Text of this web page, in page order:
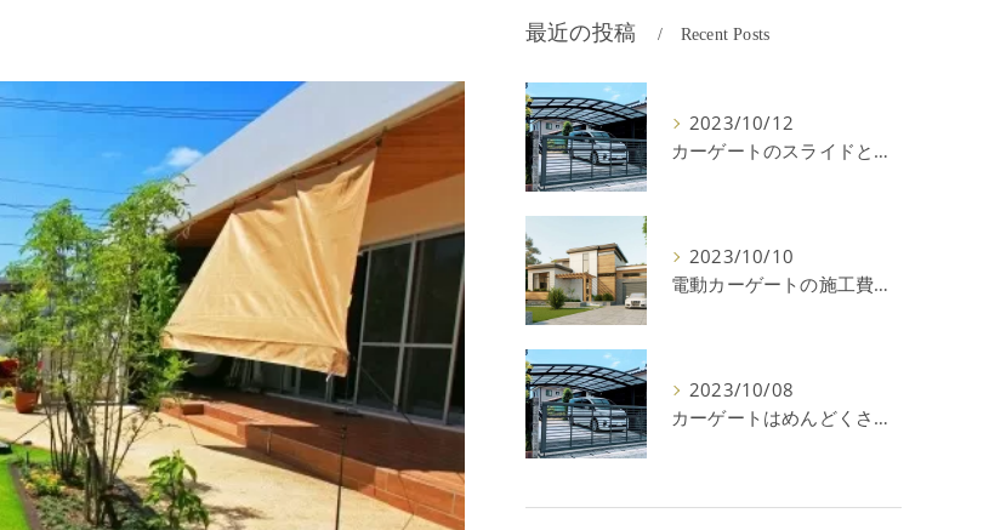
最近の投稿 Recent Posts
2023/10/12
カーゲートのスライドと跳ね上げの違いやメリットデメリットを解説！
2023/10/10
電動カーゲートの施工費用はいくら？耐用年数や注意点を解説！
2023/10/08
カーゲートはめんどくさい＆後悔？メリット・デメリットを解説！